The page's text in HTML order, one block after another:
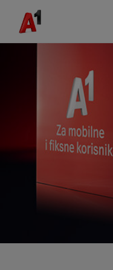
Skip to Main Content